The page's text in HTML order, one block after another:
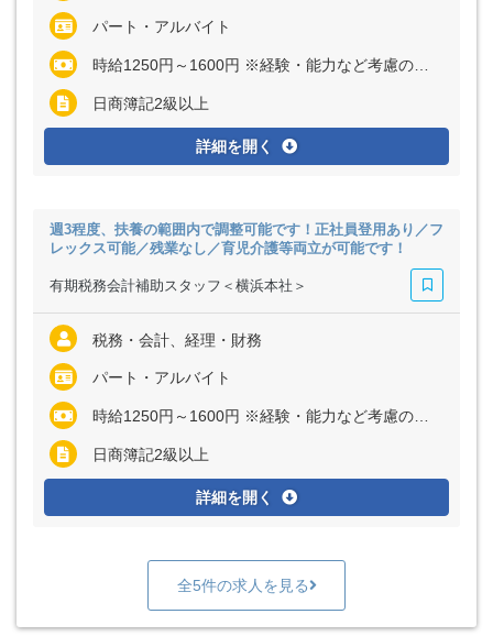
パート・アルバイト
時給1250円～1600円 ※経験・能力など考慮の上、決定いたします ※残業代は全額支給
日商簿記2級以上
詳細を開く
週3程度、扶養の範囲内で調整可能です！正社員登用あり／フ
レックス可能／残業なし／育児介護等両立が可能です！
有期税務会計補助スタッフ＜横浜本社＞
税務・会計、経理・財務
パート・アルバイト
時給1250円～1600円 ※経験・能力など考慮の上、決定いたします ※残業代は全額支給
日商簿記2級以上
詳細を開く
全5件の求人を見る